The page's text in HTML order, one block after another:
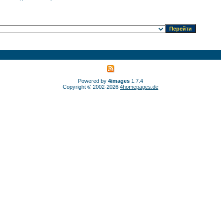
Powered by 4images 1.7.4
Copyright © 2002-2026 4homepages.de